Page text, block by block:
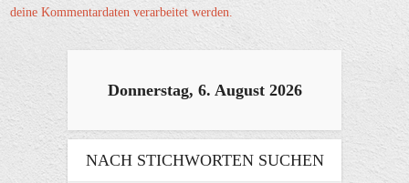
deine Kommentardaten verarbeitet werden.
Donnerstag, 6. August 2026
NACH STICHWORTEN SUCHEN